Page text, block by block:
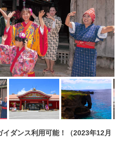
ダンス利用可能！（2023年12月